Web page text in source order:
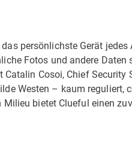
persönlichste Gerät
Fotos und andere Daten
Cosoi, Chief
Westen – kaum
bietet Clueful einen